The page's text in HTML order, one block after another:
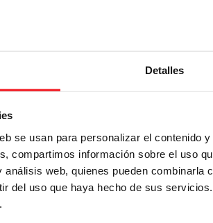
Detalles
se usan para personalizar el contenido
compartimos información sobre el uso
web, quienes pueden combinarla
del uso que haya hecho de sus